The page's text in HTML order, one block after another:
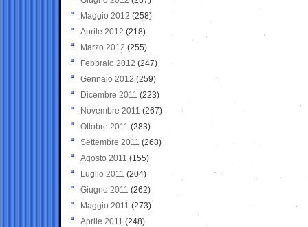
Maggio 2012 (258)
Aprile 2012 (218)
Marzo 2012 (255)
Febbraio 2012 (247)
Gennaio 2012 (259)
Dicembre 2011 (223)
Novembre 2011 (267)
Ottobre 2011 (283)
Settembre 2011 (268)
Agosto 2011 (155)
Luglio 2011 (204)
Giugno 2011 (262)
Maggio 2011 (273)
Aprile 2011 (248)